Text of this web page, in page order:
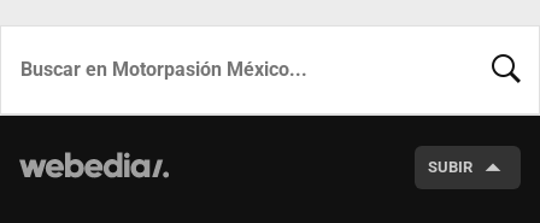
SUBIR